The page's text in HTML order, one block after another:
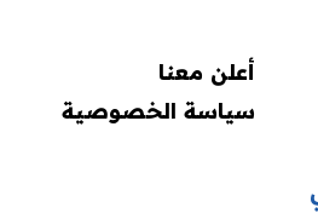
أعلن معنا
سياسة الخصوصية